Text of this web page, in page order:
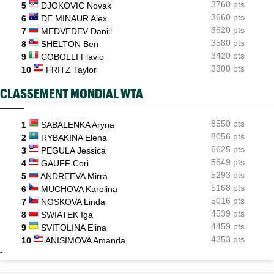
Ukrainienne
5
DJOKOVIC Novak
3760 pts
6
DE MINAUR Alex
3660 pts
7
MEDVEDEV Daniil
3620 pts
8
SHELTON Ben
3580 pts
9
COBOLLI Flavio
3420 pts
10
FRITZ Taylor 3300 pts
CLASSEMENT MONDIAL WTA
1 SABALENKA Aryna
8550 pts
2
RYBAKINA Elena
8056 pts
3
PEGULA Jessica
6625 pts
4
GAUFF Cori
5649 pts
5
ANDREEVA Mirra
5293 pts
6
MUCHOVA Karolina
5168 pts
7
NOSKOVA Linda
5016 pts
8
SWIATEK Iga
4539 pts
9
SVITOLINA Elina
4459 pts
10
ANISIMOVA Amanda 4353 pts
-